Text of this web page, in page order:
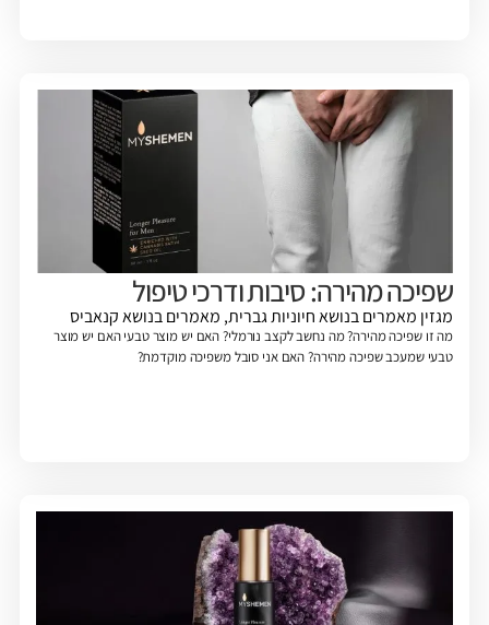
שפיכה מהירה: סיבות ודרכי טיפול
מגזין מאמרים בנושא חיוניות גברית, מאמרים בנושא קנאביס
מה זו שפיכה מהירה? מה נחשב לקצב נורמלי? האם יש מוצר טבעי האם יש מוצר
טבעי שמעכב שפיכה מהירה? האם אני סובל משפיכה מוקדמת?